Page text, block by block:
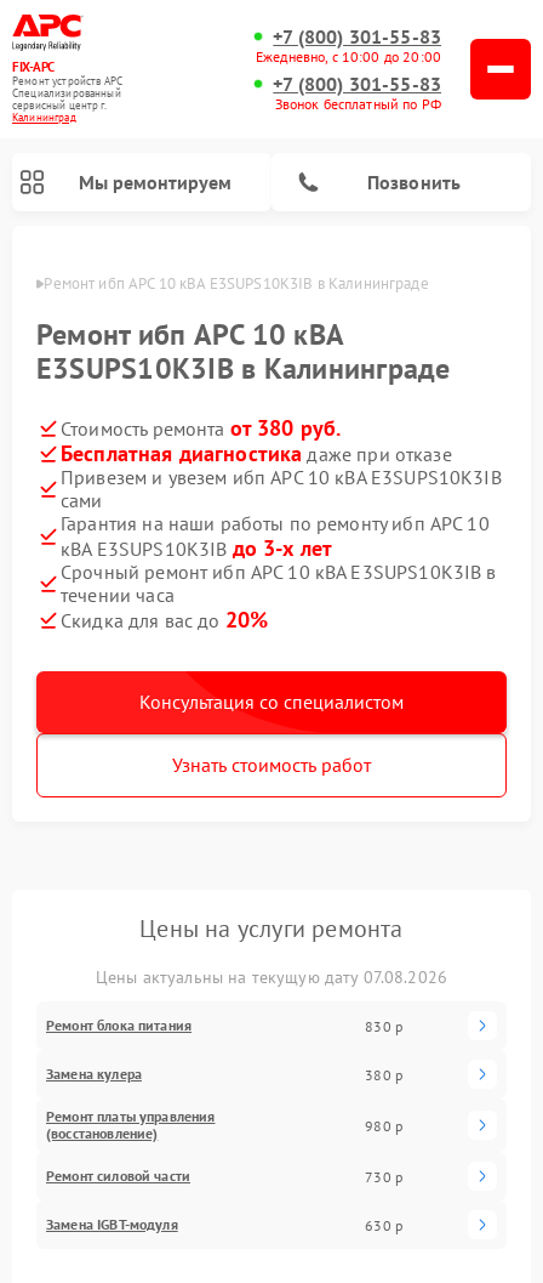
FIX-APC
Ремонт устройств APC
Специализированный
cервисный центр г.
Калининград
+7 (800) 301-55-83
Ежедневно, с 10:00 до 20:00
+7 (800) 301-55-83
Звонок бесплатный по РФ
Мы ремонтируем Позвонить
Ремонт ибп APC 10 кВА E3SUPS10K3IB в Калининграде
Ремонт ибп APC 10 кВА
E3SUPS10K3IB в Калининграде
Стоимость ремонта от 380 руб.
Бесплатная диагностика даже при отказе
Привезем и увезем ибп APC 10 кВА E3SUPS10K3IB
сами
Гарантия на наши работы по ремонту ибп APC 10
кВА E3SUPS10K3IB до 3-х лет
Срочный ремонт ибп APC 10 кВА E3SUPS10K3IB в
течении часа
Скидка для вас до 20%
Консультация со специалистом
Узнать стоимость работ
Цены на услуги ремонта
Цены актуальны на текущую дату 07.08.2026
Ремонт блока питания 830 р
Замена кулера 380 р
Ремонт платы управления
(восстановление)
980 р
Ремонт силовой части 730 р
Замена IGBT-модуля 630 р